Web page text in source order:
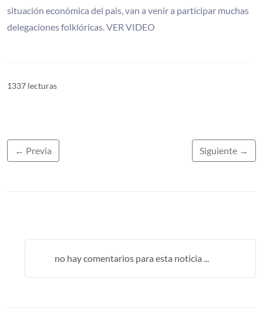
situación económica del pais, van a venir a participar muchas
delegaciones folklóricas. VER VIDEO
1337 lecturas
← Previa Siguiente →
no hay comentarios para esta noticia ...